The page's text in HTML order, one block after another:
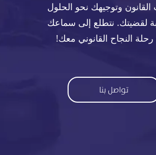
القانون وتوجيهك نحو الحلول
لقضيتك. نتطلع إلى سماعك
رحلة النجاح القانوني معك!
تواصل بنا